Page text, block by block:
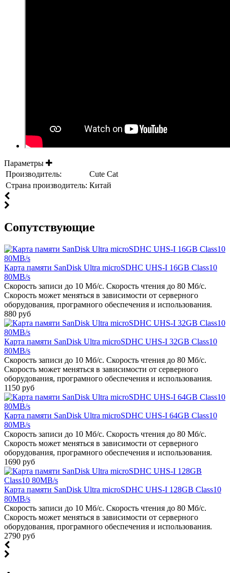
Параметры
Производитель:
Cute Cat
Страна производитель: Китай
Cопутствующие
Карта памяти SanDisk Ultra microSDHC UHS-I 16GB Class10
80MB/s
Скорость записи до 10 Мб/с. Скорость чтения до 80 Мб/c.
Скорость может меняться в зависимости от серверного
оборудования, програмного обеспечения и использования.
880 руб
Карта памяти SanDisk Ultra microSDHC UHS-I 32GB Class10
80MB/s
Скорость записи до 10 Мб/с. Скорость чтения до 80 Мб/c.
Скорость может меняться в зависимости от серверного
оборудования, програмного обеспечения и использования.
1150 руб
Карта памяти SanDisk Ultra microSDHC UHS-I 64GB Class10
80MB/s
Скорость записи до 10 Мб/с. Скорость чтения до 80 Мб/c.
Скорость может меняться в зависимости от серверного
оборудования, програмного обеспечения и использования.
1690 руб
Карта памяти SanDisk Ultra microSDHC UHS-I 128GB Class10
80MB/s
Скорость записи до 10 Мб/с. Скорость чтения до 80 Мб/c.
Скорость может меняться в зависимости от серверного
оборудования, програмного обеспечения и использования.
2790 руб